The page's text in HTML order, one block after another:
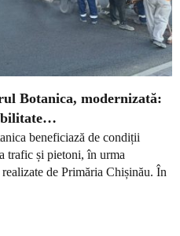
Botanica, modernizată:
beneficiază de condiții
trafic și pietoni, în urma
de Primăria Chișinău. În